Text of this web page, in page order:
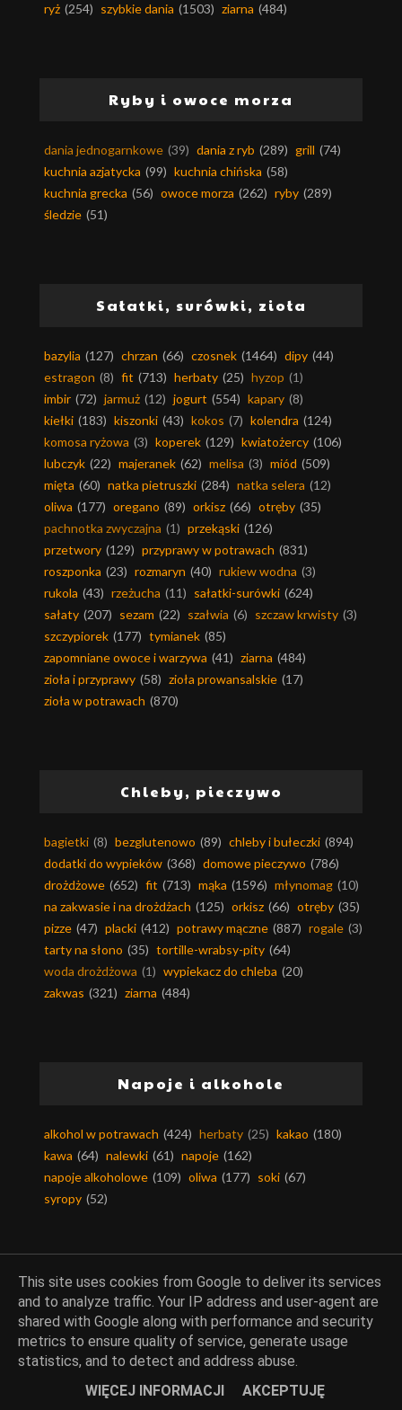
ryż (254) szybkie dania (1503) ziarna (484)
Ryby i owoce morza
dania jednogarnkowe (39) dania z ryb (289) grill (74)
kuchnia azjatycka (99) kuchnia chińska (58)
kuchnia grecka (56) owoce morza (262) ryby (289)
śledzie (51)
Sałatki, surówki, zioła
bazylia (127) chrzan (66) czosnek (1464) dipy (44)
estragon (8) fit (713) herbaty (25) hyzop (1)
imbir (72) jarmuż (12) jogurt (554) kapary (8)
kiełki (183) kiszonki (43) kokos (7) kolendra (124)
komosa ryżowa (3) koperek (129) kwiatożercy (106)
lubczyk (22) majeranek (62) melisa (3) miód (509)
mięta (60) natka pietruszki (284) natka selera (12)
oliwa (177) oregano (89) orkisz (66) otręby (35)
pachnotka zwyczajna (1) przekąski (126)
przetwory (129) przyprawy w potrawach (831)
roszponka (23) rozmaryn (40) rukiew wodna (3)
rukola (43) rzeżucha (11) sałatki-surówki (624)
sałaty (207) sezam (22) szałwia (6) szczaw krwisty (3)
szczypiorek (177) tymianek (85)
zapomniane owoce i warzywa (41) ziarna (484)
zioła i przyprawy (58) zioła prowansalskie (17)
zioła w potrawach (870)
Chleby, pieczywo
bagietki (8) bezglutenowo (89) chleby i bułeczki (894)
dodatki do wypieków (368) domowe pieczywo (786)
drożdżowe (652) fit (713) mąka (1596) młynomag (10)
na zakwasie i na drożdżach (125) orkisz (66) otręby (35)
pizze (47) placki (412) potrawy mączne (887) rogale (3)
tarty na słono (35) tortille-wrabsy-pity (64)
woda drożdżowa (1) wypiekacz do chleba (20)
zakwas (321) ziarna (484)
Napoje i alkohole
alkohol w potrawach (424) herbaty (25) kakao (180)
kawa (64) nalewki (61) napoje (162)
napoje alkoholowe (109) oliwa (177) soki (67)
syropy (52)
Owoce
agrest (23) ananasy (10) arbuz (17) aronia (5)
awokado (99) bakalie (370) banany (50) borówki
brzoskwinie (76) cytrusy (1008) czereśnie (69)
This site uses cookies from Google to deliver its services
and to analyze traffic. Your IP address and user-agent are
shared with Google along with performance and security
metrics to ensure quality of service, generate usage
statistics, and to detect and address abuse.
WIĘCEJ INFORMACJI
AKCEPTUJĘ